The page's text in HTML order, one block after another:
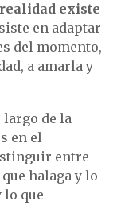
existe
en adaptar
del momento,
a amarla y
de la
en el
entre
halaga y lo
lo que